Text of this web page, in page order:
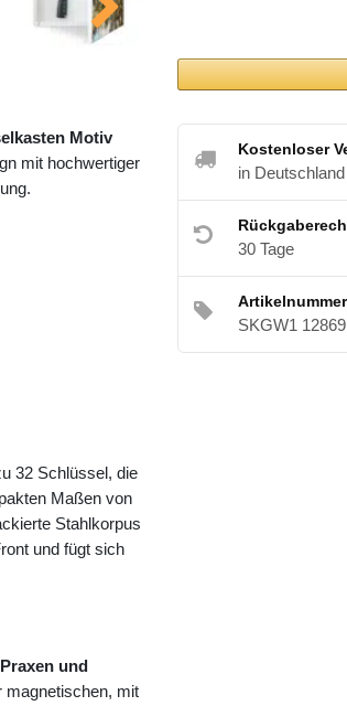
Motiv
mit hochwertiger
32 Schlüssel, die
Maßen von
Stahlkorpus
und fügt sich
und
magnetischen, mit
Kostenloser
in Deutschland
30 Tage
Artikelnummer
SKGW1 12869